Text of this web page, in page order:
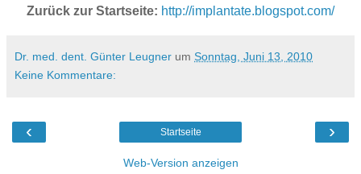
Zurück zur Startseite: http://implantate.blogspot.com/
Dr. med. dent. Günter Leugner um Sonntag, Juni 13, 2010
Keine Kommentare:
‹ ›
Startseite
Web-Version anzeigen